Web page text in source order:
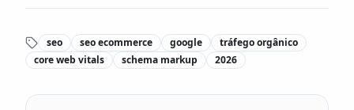
seo seo ecommerce google
tráfego orgânico
core web vitals
schema markup 2026